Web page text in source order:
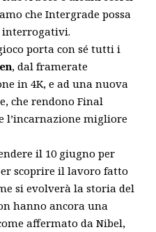
che Intergrade possa
interrogativi.
porta con sé tutti i
, dal framerate
in 4K, e ad una nuova
che rendono Final
l’incarnazione migliore
il 10 giugno per
scoprire il lavoro fatto
si evolverà la storia del
hanno ancora una
affermato da Nibel,